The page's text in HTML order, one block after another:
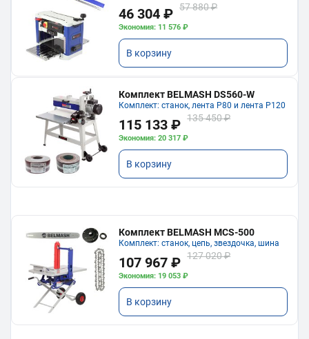
46 304 ₽ 57 880 ₽
Экономия: 11 576 ₽
В корзину
Комплект BELMASH DS560-W
Комплект: станок, лента P80 и лента P120
115 133 ₽ 135 450 ₽
Экономия: 20 317 ₽
В корзину
Комплект BELMASH MCS-500
Комплект: станок, цепь, звездочка, шина
107 967 ₽ 127 020 ₽
Экономия: 19 053 ₽
В корзину